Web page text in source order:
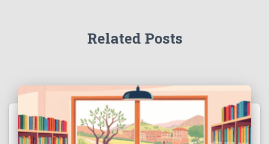
Related Posts